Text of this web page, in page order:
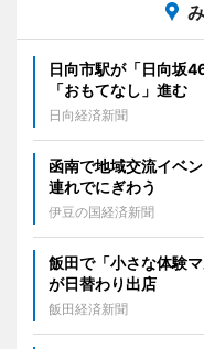
日向市駅が「日向坂
「おもてなし」進む
日向経済新聞
函南で地域交流イベ
連れでにぎわう
伊豆の国経済新聞
飯田で「小さな体験
が日替わり出店
飯田経済新聞